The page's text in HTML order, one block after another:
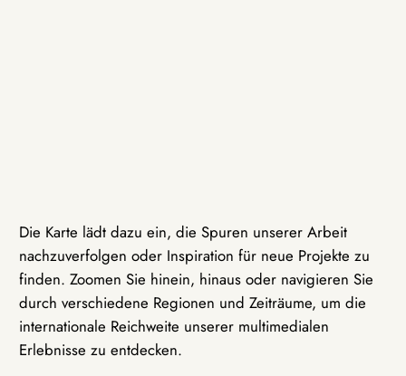
Die Karte lädt dazu ein, die Spuren unserer Arbeit
nachzuverfolgen oder Inspiration für neue Projekte zu
finden. Zoomen Sie hinein, hinaus oder navigieren Sie
durch verschiedene Regionen und Zeiträume, um die
internationale Reichweite unserer multimedialen
Erlebnisse zu entdecken.